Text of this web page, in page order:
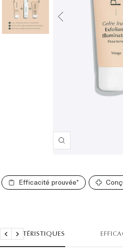
Zoom
Efficacité prouvée*
CARACTÉRISTIQUES
Précédent
Suivant